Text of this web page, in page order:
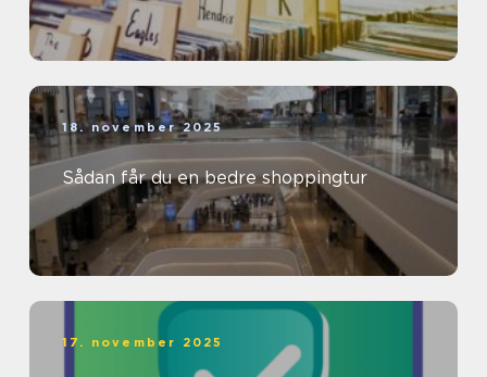
18. november 2025
Sådan får du en bedre shoppingtur
17. november 2025